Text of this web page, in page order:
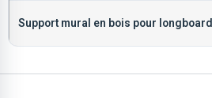
Support mural en bois pour longboard